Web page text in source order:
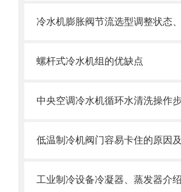
螺杆式冷水机组的优缺点
中央空调冷水机循环水清洗操作
工业制冷设备冷凝器、蒸发器介绍